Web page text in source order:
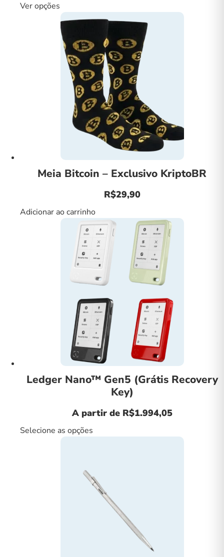
Ver opções
produto
tem
várias
variantes.
As
opções
podem
escolhidas
produto
Meia Bitcoin – Exclusivo KriptoBR
R$29,90
Adicionar ao carrinho
Ledger Nano™ Gen5 (Grátis Recovery
Key)
A partir de R$1.994,05
Selecione as opções